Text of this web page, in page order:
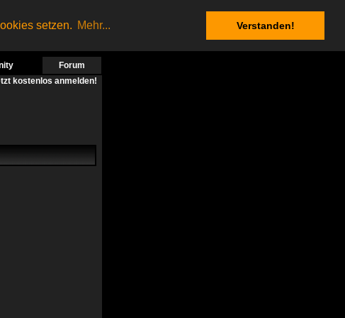
setzen. Mehr... Verstanden!
Forum
kostenlos anmelden!